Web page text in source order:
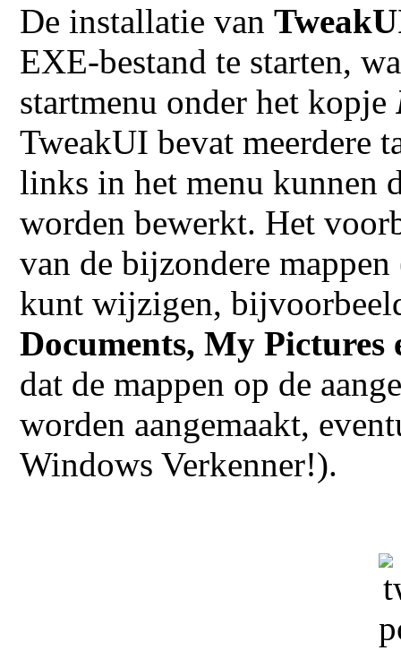
De installatie van
EXE-bestand te starten,
startmenu onder het kopje
TweakUI bevat meerdere
links in het menu kunnen
worden bewerkt. Het
van de bijzondere mappen
kunt wijzigen,
Documents, My Pictures
dat de mappen op de
worden aangemaakt,
Windows Verkenner!).